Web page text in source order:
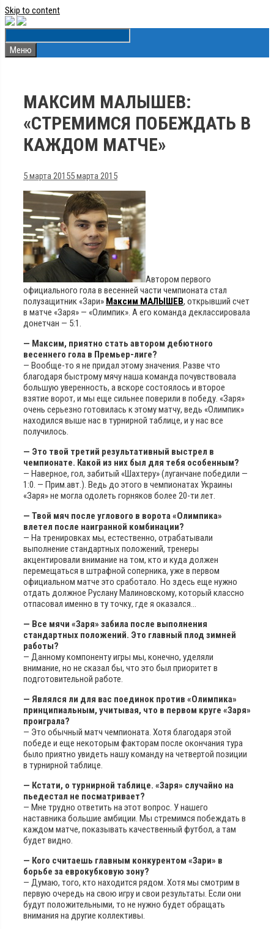
Skip to content
Меню
МАКСИМ МАЛЫШЕВ:
«СТРЕМИМСЯ ПОБЕЖДАТЬ В
КАЖДОМ МАТЧЕ»
5 марта 20155 марта 2015
Автором первого
официального гола в весенней части чемпионата стал
полузащитник «Зари» Максим МАЛЫШЕВ, открывший счет
в матче «Заря» — «Олимпик». А его команда деклассировала
донетчан — 5:1.
— Максим, приятно стать автором дебютного
весеннего гола в Премьер-лиге?
— Вообще-то я не придал этому значения. Разве что
благодаря быстрому мячу наша команда почувствовала
большую уверенность, а вскоре состоялось и второе
взятие ворот, и мы еще сильнее поверили в победу. «Заря»
очень серьезно готовилась к этому матчу, ведь «Олимпик»
находился выше нас в турнирной таблице, и у нас все
получилось.
— Это твой третий результативный выстрел в
чемпионате. Какой из них был для тебя особенным?
— Наверное, гол, забитый «Шахтеру» (луганчане победили —
1:0. — Прим.авт.). Ведь до этого в чемпионатах Украины
«Заря» не могла одолеть горняков более 20-ти лет.
— Твой мяч после углового в ворота «Олимпика»
влетел после наигранной комбинации?
— На тренировках мы, естественно, отрабатывали
выполнение стандартных положений, тренеры
акцентировали внимание на том, кто и куда должен
перемещаться в штрафной соперника, уже в первом
официальном матче это сработало. Но здесь еще нужно
отдать должное Руслану Малиновскому, который классно
отпасовал именно в ту точку, где я оказался…
— Все мячи «Заря» забила после выполнения
стандартных положений. Это главный плод зимней
работы?
— Данному компоненту игры мы, конечно, уделяли
внимание, но не сказал бы, что это был приоритет в
подготовительной работе.
— Являлся ли для вас поединок против «Олимпика»
принципиальным, учитывая, что в первом круге «Заря»
проиграла?
— Это обычный матч чемпионата. Хотя благодаря этой
победе и еще некоторым факторам после окончания тура
было приятно увидеть нашу команду на четвертой позиции
в турнирной таблице.
— Кстати, о турнирной таблице. «Заря» случайно на
пьедестал не посматривает?
— Мне трудно ответить на этот вопрос. У нашего
наставника большие амбиции. Мы стремимся побеждать в
каждом матче, показывать качественный футбол, а там
будет видно.
— Кого считаешь главным конкурентом «Зари» в
борьбе за еврокубковую зону?
— Думаю, того, кто находится рядом. Хотя мы смотрим в
первую очередь на свою игру и свои результаты. Если они
будут положительными, то не нужно будет обращать
внимания на другие коллективы.